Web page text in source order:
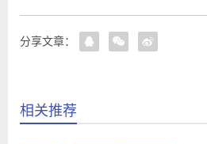
分享文章：
相关推荐